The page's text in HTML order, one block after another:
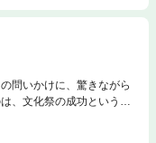
問いかけに、驚きながら
、文化祭の成功という交
しいという予想外の要求
文化祭。準備に力が入る